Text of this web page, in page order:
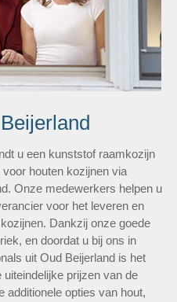
u een kunststof raamkozijn
houten kozijnen via
Onze medewerkers helpen u
voor het leveren en
Dankzij onze goede
en doordat u bij ons in
uit Oud Beijerland is het
prijzen van de
additionele opties van hout,